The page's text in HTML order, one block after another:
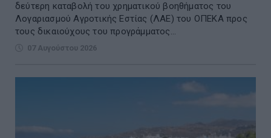
δεύτερη καταβολή του χρηματικού βοηθήματος του
Λογαριασμού Αγροτικής Εστίας (ΛΑΕ) του ΟΠΕΚΑ προς
τους δικαιούχους του προγράμματος...
07 Αυγούστου 2026